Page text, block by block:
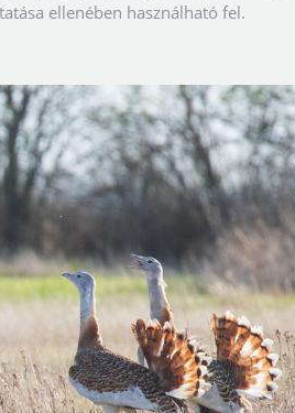
ellenében használható fel.